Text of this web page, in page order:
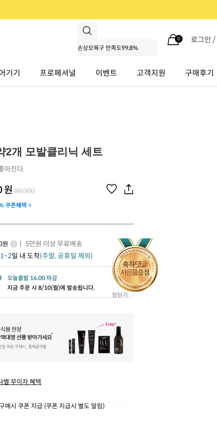
0 로그인 /
기기 프로페셔널 이벤트 고객지원 구매후기
창닫기
2개 모발클리닉 세트
아진다.
원 88,000
쿠폰혜택 >
원
ㅣ 5만원 이상 무료배송
1~2일 내 도착(주말, 공휴일 제외)
오늘출발 16:00 마감
지금 주문 시 8/10(월)에 발송됩니다.
별 무이자 혜택
매시 쿠폰 지급 (쿠폰 지급시 별도 알림)